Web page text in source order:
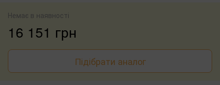
Немає в наявності
16 151 грн
Підібрати аналог